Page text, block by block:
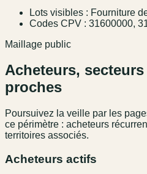
Lots visibles : Fourniture
Codes CPV : 31600000,
Maillage public
Acheteurs,
proches
Poursuivez la veille par les
ce périmètre : acheteurs
territoires associés.
Acheteurs actifs